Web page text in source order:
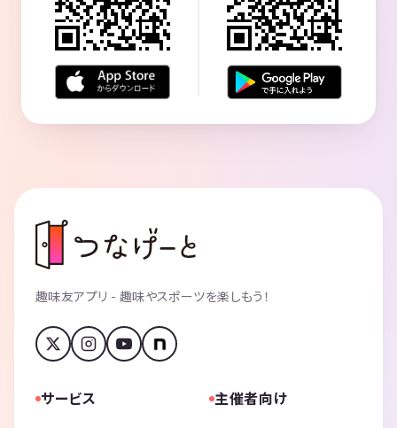
趣味友アプリ - 趣味やスポーツを楽しもう！
サービス 主催者向け